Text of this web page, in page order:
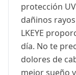
protección
dañinos
LKEYE
día. No te
dolores de
mejor sueño